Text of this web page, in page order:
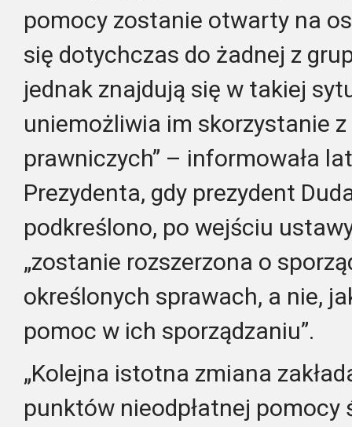
pomocy zostanie otwarty na
się dotychczas do żadnej z
jednak znajdują się w takiej
uniemożliwia im skorzystanie z
prawniczych” – informowała
Prezydenta, gdy prezydent
podkreślono, po wejściu
„zostanie rozszerzona o
określonych sprawach, a nie,
pomoc w ich sporządzaniu”.
„Kolejna istotna zmiana
punktów nieodpłatnej pomocy